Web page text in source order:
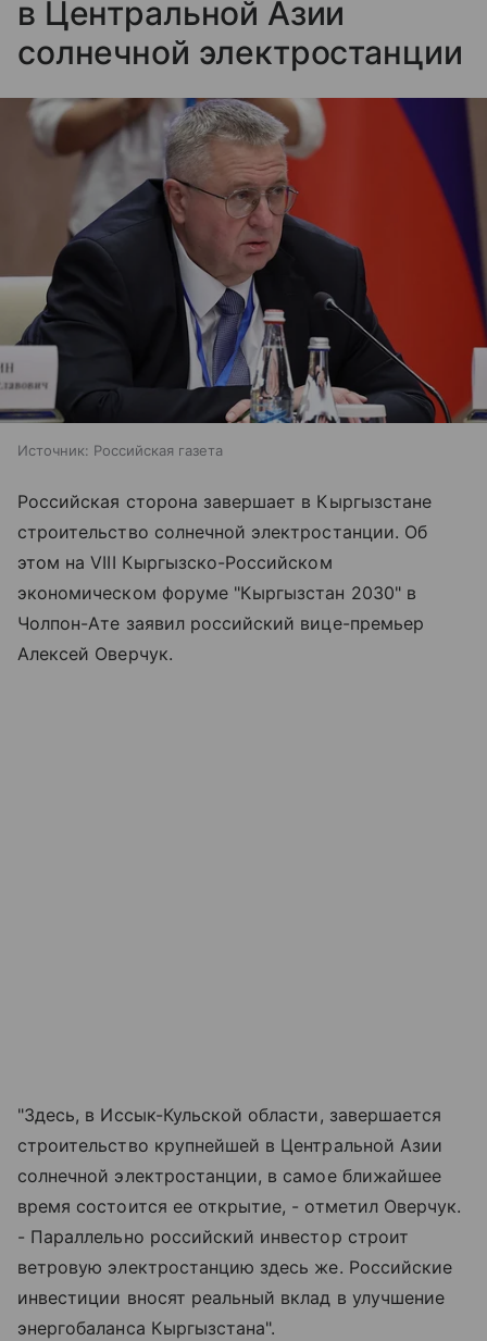
в Центральной Азии
солнечной электростанции
Источник: Российская газета
Российская сторона завершает в Кыргызстане
строительство солнечной электростанции. Об
этом на VIII Кыргызско-Российском
экономическом форуме "Кыргызстан 2030" в
Чолпон-Ате заявил российский вице-премьер
Алексей Оверчук.
"Здесь, в Иссык-Кульской области, завершается
строительство крупнейшей в Центральной Азии
солнечной электростанции, в самое ближайшее
время состоится ее открытие, - отметил Оверчук.
- Параллельно российский инвестор строит
ветровую электростанцию здесь же. Российские
инвестиции вносят реальный вклад в улучшение
энергобаланса Кыргызстана".